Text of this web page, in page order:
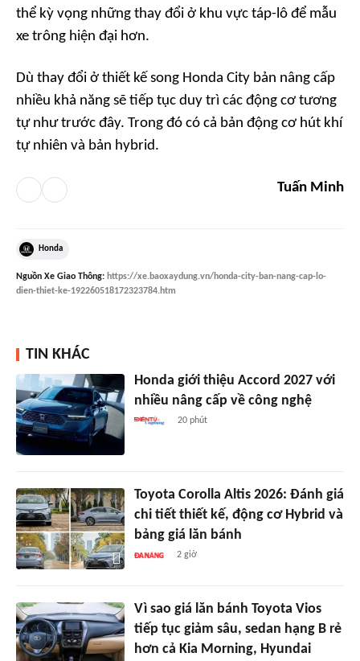
thể kỳ vọng những thay đổi ở khu vực táp-lô để mẫu
xe trông hiện đại hơn.
Dù thay đổi ở thiết kế song Honda City bản nâng cấp
nhiều khả năng sẽ tiếp tục duy trì các động cơ tương
tự như trước đây. Trong đó có cả bản động cơ hút khí
tự nhiên và bản hybrid.
Tuấn Minh
Honda
Nguồn Xe Giao Thông: https://xe.baoxaydung.vn/honda-city-ban-nang-cap-lo-
dien-thiet-ke-192260518172323784.htm
TIN KHÁC
Honda giới thiệu Accord 2027 với
nhiều nâng cấp về công nghệ
20 phút
Toyota Corolla Altis 2026: Đánh giá
chi tiết thiết kế, động cơ Hybrid và
bảng giá lăn bánh
2 giờ
Vì sao giá lăn bánh Toyota Vios
tiếp tục giảm sâu, sedan hạng B rẻ
hơn cả Kia Morning, Hyundai